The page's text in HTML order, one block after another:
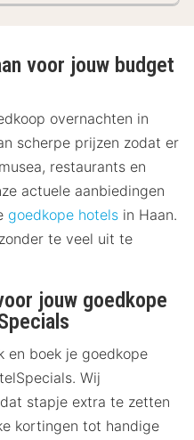
voor jouw budget
overnachten in
scherpe prijzen zodat er
restaurants en
actuele aanbiedingen
goedkope hotels in Haan.
te veel uit te
jouw goedkope
en boek je goedkope
Wij
stapje extra te zetten
kortingen tot handige